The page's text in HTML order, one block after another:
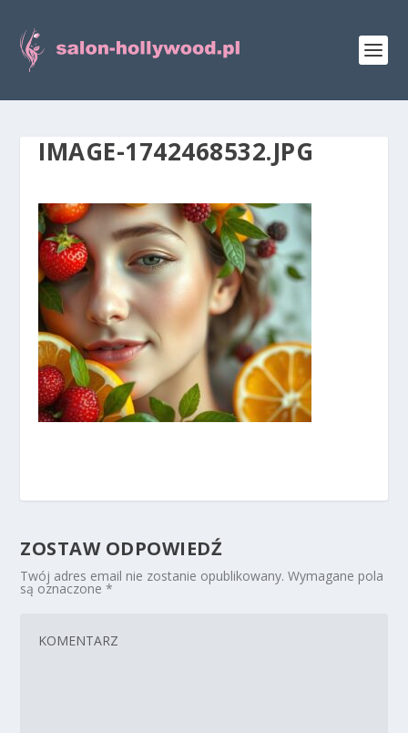
IMAGE-1742468532.JPG
ZOSTAW ODPOWIEDŹ
Twój adres email nie zostanie opublikowany. Wymagane pola
są oznaczone*